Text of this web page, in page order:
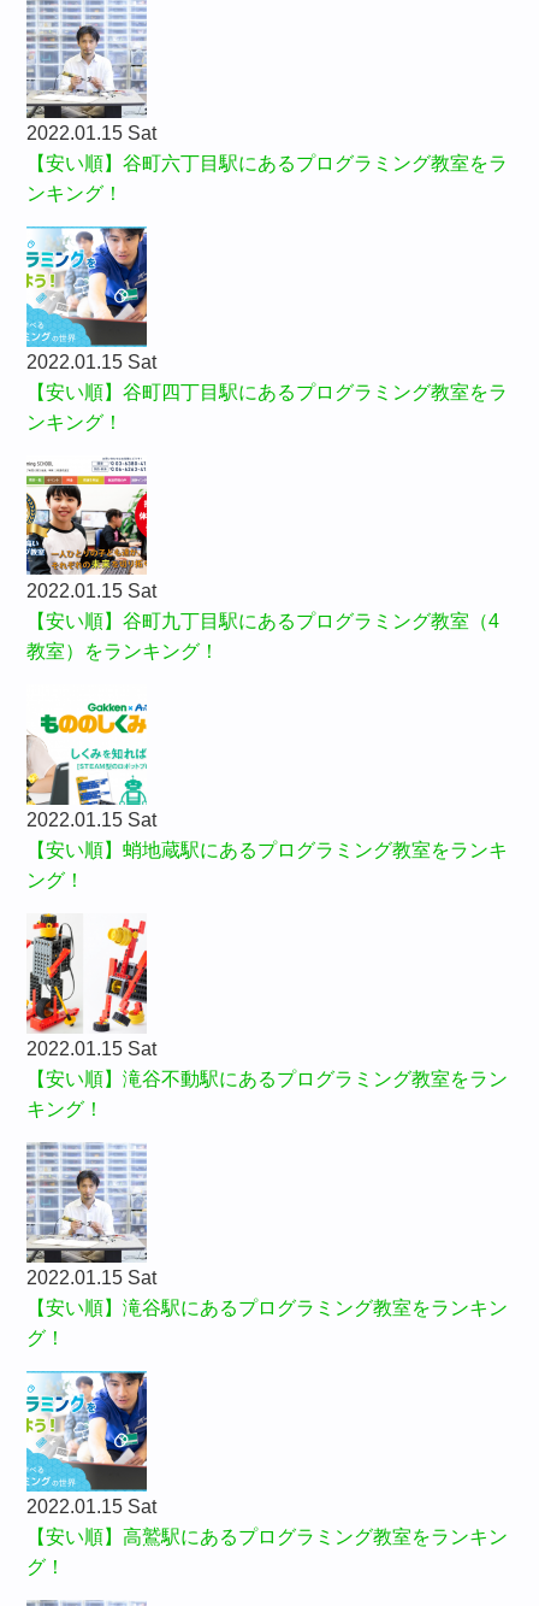
2022.01.15 Sat
【安い順】谷町六丁目駅にあるプログラミング教室をラ
ンキング！
2022.01.15 Sat
【安い順】谷町四丁目駅にあるプログラミング教室をラ
ンキング！
2022.01.15 Sat
【安い順】谷町九丁目駅にあるプログラミング教室（4
教室）をランキング！
2022.01.15 Sat
【安い順】蛸地蔵駅にあるプログラミング教室をランキ
ング！
2022.01.15 Sat
【安い順】滝谷不動駅にあるプログラミング教室をラン
キング！
2022.01.15 Sat
【安い順】滝谷駅にあるプログラミング教室をランキン
グ！
2022.01.15 Sat
【安い順】高鷲駅にあるプログラミング教室をランキン
グ！